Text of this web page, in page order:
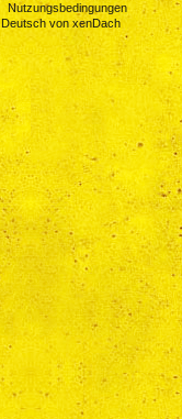
Nutzungsbedingungen
Deutsch von xenDach